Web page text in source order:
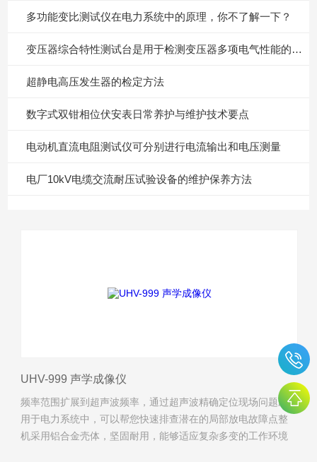
多功能变比测试仪在电力系统中的原理，你不了解一下？
变压器综合特性测试台是用于检测变压器多项电气性能的重要设备
超静电高压发生器的检定方法
数字式双钳相位伏安表日常养护与维护技术要点
电动机直流电阻测试仪可分别进行电流输出和电压测量
电厂10kV电缆交流耐压试验设备的维护保养方法
UHV-999 声学成像仪
频率范围扩展到超声波频率，通过超声波精确定位现场问题应
用于电力系统中，可以帮您快速排查潜在的局部放电故障点整
机采用铝合金壳体，坚固耐用，能够适应复杂多变的工作环境